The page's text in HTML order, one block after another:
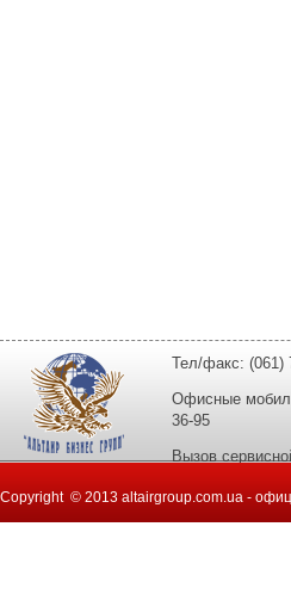
Тел/факс: (061)
Офисные
36-95
Вызов
Copyright © 2013 altairgroup.com.ua -